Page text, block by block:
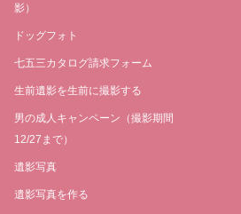
影）
ドッグフォト
七五三カタログ請求フォーム
生前遺影を生前に撮影する
男の成人キャンペーン（撮影期間
12/27まで）
遺影写真
遺影写真を作る